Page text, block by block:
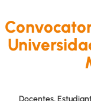
Docentes,